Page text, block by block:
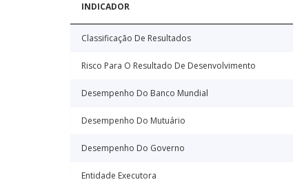
INDICADOR
Classificação De Resultados
Risco Para O Resultado De Desenvolvimento
Desempenho Do Banco Mundial
Desempenho Do Mutuário
Desempenho Do Governo
Entidade Executora